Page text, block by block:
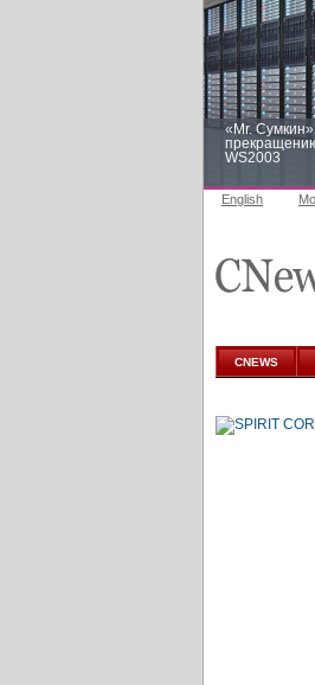
«Mr.
WS2003
аналитике
English
CNEWS